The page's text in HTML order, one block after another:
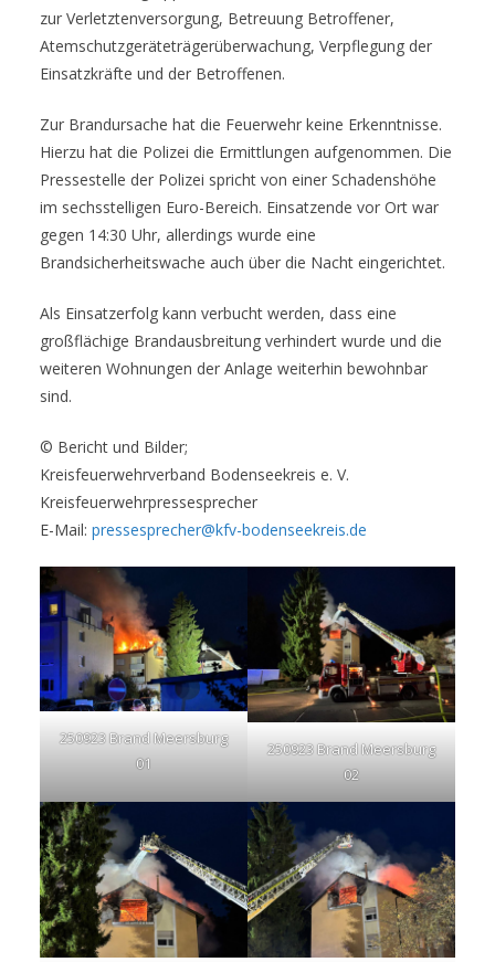
zur Verletztenversorgung, Betreuung Betroffener,
Atemschutzgeräteträgerüberwachung, Verpflegung der
Einsatzkräfte und der Betroffenen.
Zur Brandursache hat die Feuerwehr keine Erkenntnisse.
Hierzu hat die Polizei die Ermittlungen aufgenommen. Die
Pressestelle der Polizei spricht von einer Schadenshöhe
im sechsstelligen Euro-Bereich. Einsatzende vor Ort war
gegen 14:30 Uhr, allerdings wurde eine
Brandsicherheitswache auch über die Nacht eingerichtet.
Als Einsatzerfolg kann verbucht werden, dass eine
großflächige Brandausbreitung verhindert wurde und die
weiteren Wohnungen der Anlage weiterhin bewohnbar
sind.
© Bericht und Bilder;
Kreisfeuerwehrverband Bodenseekreis e. V.
Kreisfeuerwehrpressesprecher
E-Mail: pressesprecher@kfv-bodenseekreis.de
250923 Brand Meersburg
01
250923 Brand Meersburg
02